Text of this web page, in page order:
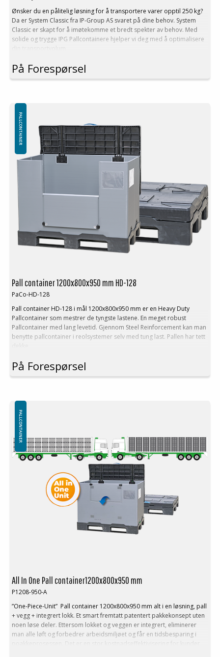
Ønsker du en pålitelig løsning for å transportere varer opptil 250 kg?
Da er System Classic fra IP-Group AS svaret på dine behov. System
Classic er skapt for å imøtekomme et bredt spekter av behov. Med
solide og trygge IPG Pallcontainere hjelper vi deg med å optimalisere
din transportvolum.
Velg System Classic fra IP-Group AS for en enklere, mer
kostnadseffektiv og trygg transportopplevelse. Vi er her for å hjelpe
hvordan vi kan tilpasse System Classic til dine spesifikke behov
Teknisk Beskrivelse:
Ytter mål: 1200x800x1200 mm
Inner mål: 1156x756x1030 mm
Volum: 622 L
Tare vekt. 29 kg
Vegger kan også produseres i andre høyder etter kundens
ønskemål
Last max: 250 kg
Vekt stabling (max): 1150 kg
Return rate: 1:4,7
Volum reduksjon: 79 %
På Forespørsel
Pall container 1200x800x950 mm HD-128
PaCo-HD-128
Pall container HD-128 i mål 1200x800x950 mm er en Heavy Duty
Pallcontainer som mestrer de tyngste lastene. En meget robust
Pallcontainer med lang levetid. Gjennom Steel Reinforcement kan man
benytte pallcontainer i reolsystemer selv med tung last. Pallen har tett
dekke
Teknisk Beskrivelse:
Ytter mål: 1200x800x950 mm
Tare vekt. 46 kg
Høyde foldet: 245 mm in a stack
Folding system: Sandwich folding
High rack (without base): Ja
Vegger kan også produseres i andre høyder etter kundens
ønskemål
Minste bestilling: 1 ppl (10 stk)
Last max: 500 kg
Vekt stabling (max): 1250 kg
Stable faktor: 1+2
Logistikk og transport:
PALLCONTAINER
På Forespørsel
All In One Pall container1200x800x950 mm
P1208-950-A
”One-Piece-Unit” Pall container 1200x800x950 mm alt i en løsning, pall
+ vegg + integrert lokk. Et smart fremtatt patentert pakkekonsept uten
noen løse deler. Ettersom lokket og veggen er integrert, eliminerer
man alle løft og forbedrer arbeidsmiljøet og får en tidsbesparing i
poakkeprosessen. Det er en stor kostnadseffektivisering for kunder
PALLCONTAINER